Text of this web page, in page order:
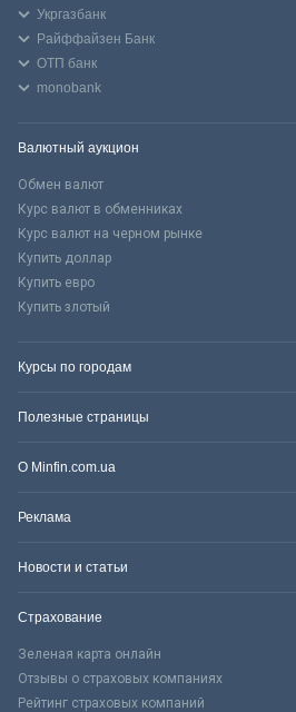
Укргазбанк
Райффайзен Банк
ОТП банк
monobank
Валютный аукцион
Обмен валют
Курс валют в обменниках
Курс валют на черном рынке
Купить доллар
Купить евро
Купить злотый
Курсы по городам
Полезные страницы
О Minfin.com.ua
Реклама
Новости и статьи
Страхование
Зеленая карта онлайн
Отзывы о страховых компаниях
Рейтинг страховых компаний